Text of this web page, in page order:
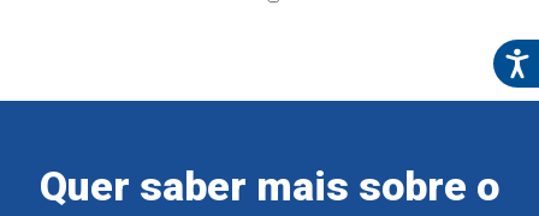
Quer saber mais sobre o